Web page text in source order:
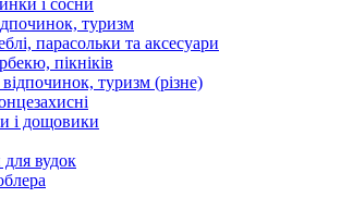
і сосни
туризм
парасольки та аксесуари
пікніків
туризм (різне)
і дощовики
вудок